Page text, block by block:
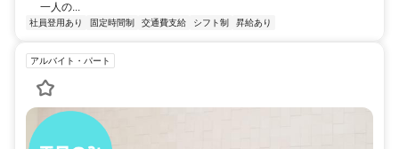
一人の...
社員登用あり 固定時間制 交通費支給 シフト制 昇給あり
アルバイト・パート